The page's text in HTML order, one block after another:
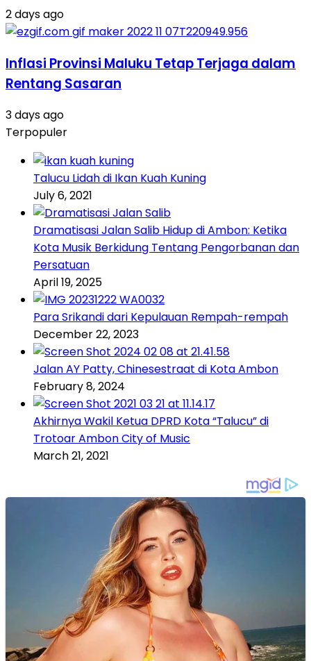
2 days ago
Inflasi Provinsi Maluku Tetap Terjaga dalam
Rentang Sasaran
3 days ago
Terpopuler
Talucu Lidah di Ikan Kuah Kuning
July 6, 2021
Dramatisasi Jalan Salib Hidup di Ambon: Ketika
Kota Musik Berkidung Tentang Pengorbanan dan
Persatuan
April 19, 2025
Para Srikandi dari Kepulauan Rempah-rempah
December 22, 2023
Jalan AY Patty, Chinesestraat di Kota Ambon
February 8, 2024
Akhirnya Wakil Ketua DPRD Kota “Talucu” di
Trotoar Ambon City of Music
March 21, 2021